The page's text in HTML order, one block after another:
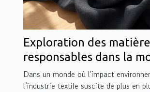
Exploration des
responsables dans la
actuelle
Dans un monde où l'impact
l’industrie textile suscite de plus en